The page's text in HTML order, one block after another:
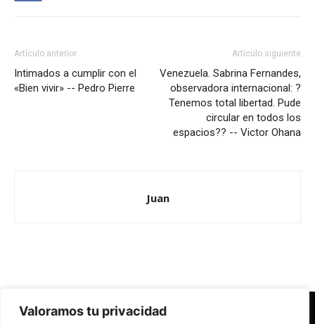
Valoramos tu privacidad
Artículo anterior
Intimados a cumplir con el
«Bien vivir» -- Pedro Pierre
Artículo siguiente
Venezuela. Sabrina Fernandes,
observadora internacional: ?
Tenemos total libertad. Pude
circular en todos los
espacios?? -- Victor Ohana
Juan
Redes Cristianas